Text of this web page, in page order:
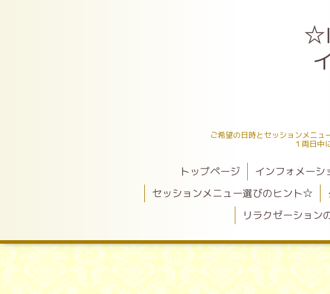
ご希望の日時とセッションメニ
１両日中
トップページ インフォメーシ
セッションメニュー選びのヒント☆
リラクゼーション